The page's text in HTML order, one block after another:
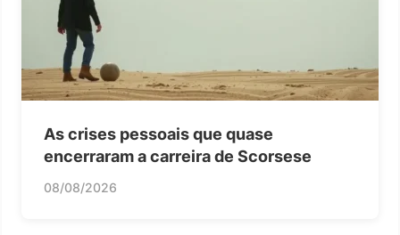
As crises pessoais que quase
encerraram a carreira de Scorsese
08/08/2026